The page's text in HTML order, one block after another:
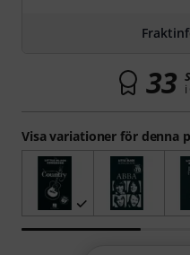
Visa variationer för denna
33 i